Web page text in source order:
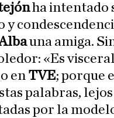
ha intentado
y
una amiga.
«Es
en TVE; porque
palabras,
por la